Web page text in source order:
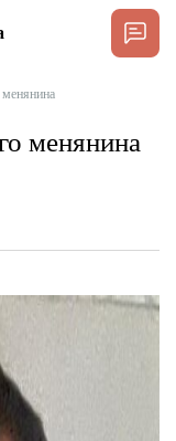
менянина
менянина